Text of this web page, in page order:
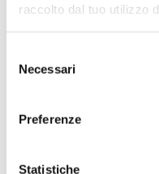
raccolto dal tuo utilizzo
delNecessari
Preferenze
Statistiche